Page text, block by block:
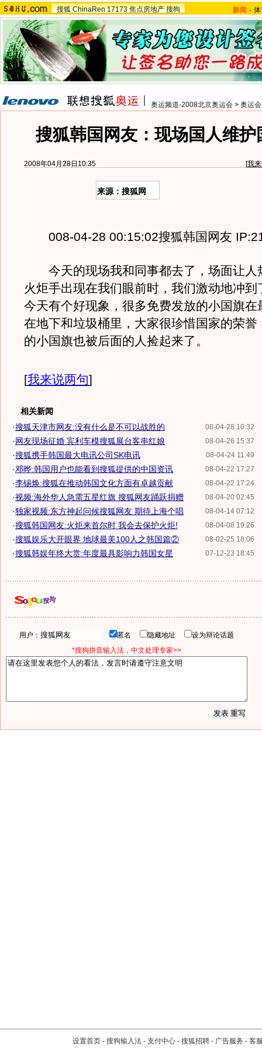
搜狐 ChinaRen 17173 焦点房地产 搜狗 新闻 -
奥运频道-2008北京奥运会 > 奥运
搜狐韩国网友：现场国人维护
2008年04月28日10:35 [我
来源：搜狐网
008-04-28 00:15:02搜狐韩国网友
今天的现场我和同事都去了，场面让人
火炬手出现在我们眼前时，我们激动地冲到
今天有个好现象，很多免费发放的小国旗在
在地下和垃圾桶里，大家很珍惜国家的荣誉
的小国旗也被后面的人捡起来了。
[我来说两句]
相关新闻
08-04-28 10:32
·搜狐天津市网友:没有什么是不可以战胜的
08-04-26 15:37
·网友现场征婚 宾利车模搜狐展台客串红娘
08-04-24 11:49
·搜狐携手韩国最大电讯公司SK电讯
08-04-22 17:27
·邓晔:韩国用户也能看到搜狐提供的中国资讯
08-04-22 17:24
·李锡焕:搜狐在推动韩国文化方面有卓越贡献
08-04-20 02:45
·视频:海外华人急需五星红旗 搜狐网友踊跃捐赠
08-04-14 07:12
·独家视频:东方神起问候搜狐网友 期待上海个唱
08-04-08 19:26
·搜狐韩国网友:火炬来首尔时 我会去保护火炬!
08-02-25 18:06
·搜狐娱乐大开眼界 地球最美100人之韩国篇②
07-12-23 18:45
·搜狐韩娱年终大赏:年度最具影响力韩国女星
用户： 匿名 隐藏地址
设为辩论话题
*搜狗拼音输入法，中文处理专家>>
设置首页 - 搜狗输入法 - 支付中心 - 搜狐招聘 - 广告服务 - 客